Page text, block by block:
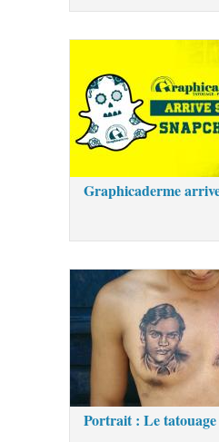
Graphicaderme
Portrait : Le